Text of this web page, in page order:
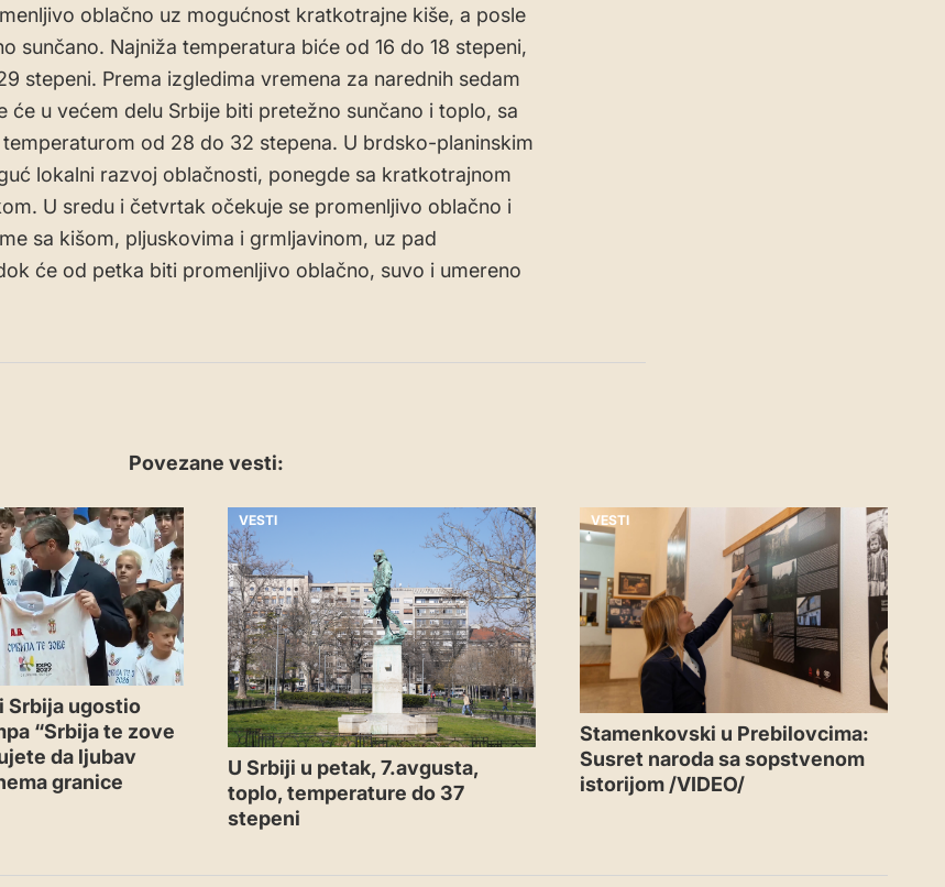
oblačno uz mogućnost kratkotrajne kiše, a posle
sunčano. Najniža temperatura biće od 16 do 18 stepeni,
stepeni. Prema izgledima vremena za narednih sedam
će u većem delu Srbije biti pretežno sunčano i toplo, sa
od 28 do 32 stepena. U brdsko-planinskim
lokalni razvoj oblačnosti, ponegde sa kratkotrajnom
U sredu i četvrtak očekuje se promenljivo oblačno i
sa kišom, pljuskovima i grmljavinom, uz pad
će od petka biti promenljivo oblačno, suvo i umereno
Povezane vesti:
Srbija ugostio
“Srbija te zove
da ljubav
granice
VESTI
U Srbiji u petak, 7.avgusta,
toplo, temperature do 37
stepeni
VESTI
Stamenkovski u Prebilovcima:
Susret naroda sa sopstvenom
istorijom /VIDEO/